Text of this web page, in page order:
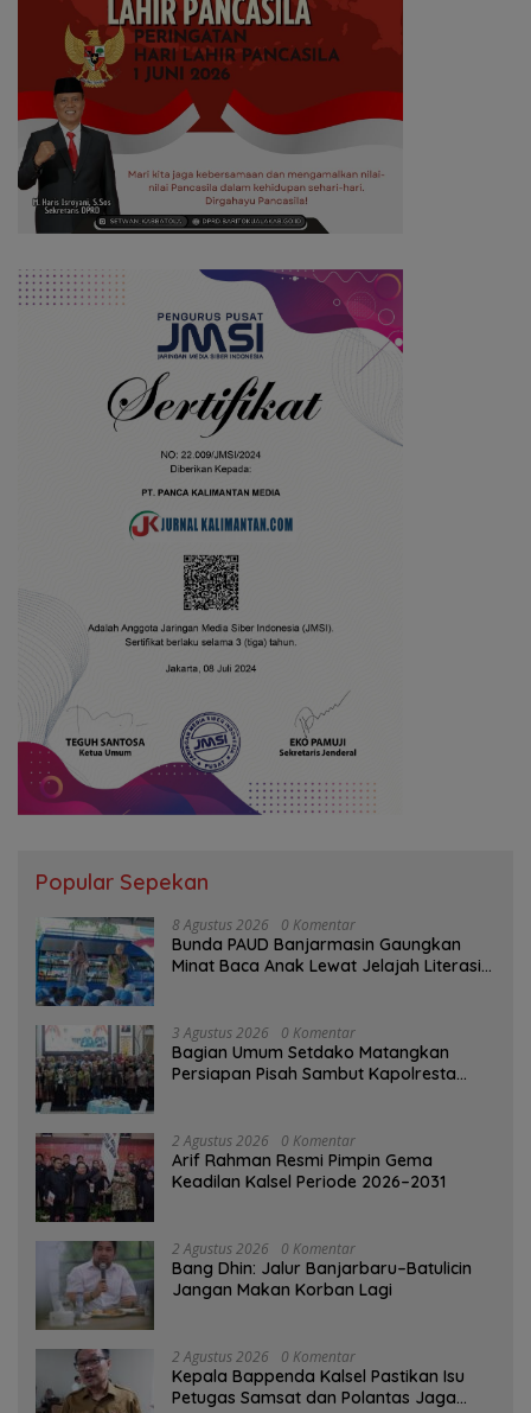
Popular Sepekan
8 Agustus 2026 0 Komentar
Bunda PAUD Banjarmasin Gaungkan
Minat Baca Anak Lewat Jelajah Literasi
3 Agustus 2026 0 Komentar
Bagian Umum Setdako Matangkan
Persiapan Pisah Sambut Kapolresta
2 Agustus 2026 0 Komentar
Arif Rahman Resmi Pimpin Gema
Keadilan Kalsel Periode 2026–2031
2 Agustus 2026 0 Komentar
Bang Dhin: Jalur Banjarbaru–Batulicin
Jangan Makan Korban Lagi
2 Agustus 2026 0 Komentar
Kepala Bappenda Kalsel Pastikan Isu
Petugas Samsat dan Polantas Jaga